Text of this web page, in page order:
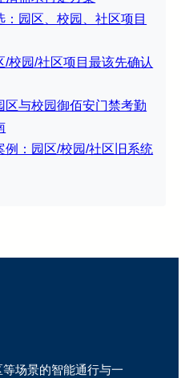
园区、校园、社区项目
/校园/社区项目最该先确认
区与校园御佰安门禁考勤
例：园区/校园/社区旧系统
场景的智能通行与一